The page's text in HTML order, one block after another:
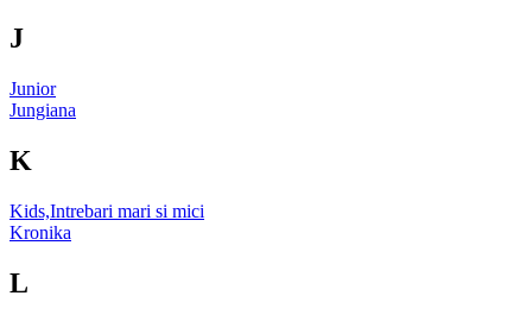
J
Junior
Jungiana
K
Kids,Intrebari mari si mici
Kronika
L